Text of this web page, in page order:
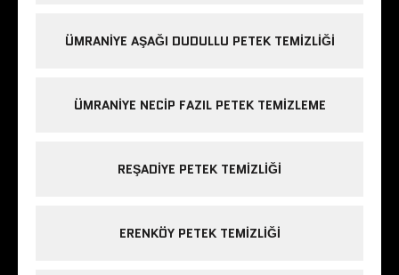
ÜMRANIYE AŞAĞI DUDULLU PETEK TEMIZLIĞI
ÜMRANIYE NECIP FAZIL PETEK TEMIZLEME
REŞADIYE PETEK TEMIZLIĞI
ERENKÖY PETEK TEMIZLIĞI